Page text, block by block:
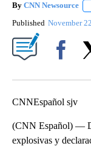
By CNN Newsource
Published November
CNNEspañol sjv
(CNN Español) —
explosivas y